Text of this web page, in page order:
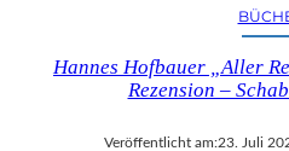
Hannes Hofbauer „Aller
Rezension –
Veröffentlicht am:23. Juli